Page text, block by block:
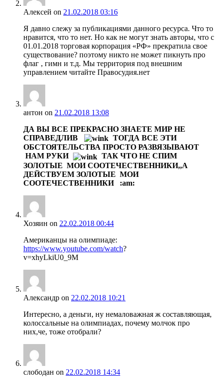
Алексей on 21.02.2018 03:16
Я давно слежу за публикациями данного ресурса. Что то
нравится, что то нет. Но как не могут знать авторы, что с
01.01.2018 торговая корпорация «РФ» прекратила свое
существование? поэтому никто не может пикнуть про
флаг , гимн и т.д. Мы территория под внешним
управлением читайте Правосудия.нет
антон on 21.02.2018 13:08
ДА ВЫ ВСЕ ПРЕКРАСНО ЗНАЕТЕ МИР НЕ
СПРАВЕДЛИВ
ТОГДА ВСЕ ЭТИ
ОБСТОЯТЕЛЬСТВА ПРОСТО РАЗВЯЗЫВАЮТ
НАМ РУКИ
ТАК ЧТО НЕ СПИМ
ЗОЛОТЫЕ МОИ СООТЕЧЕСТВЕННИКИ,,А
ДЕЙСТВУЕМ ЗОЛОТЫЕ МОИ
СООТЕЧЕСТВЕННИКИ :am:
Хозяин on 22.02.2018 00:44
Американцы на олимпиаде:
https://www.youtube.com/watch?
v=xhyLkiU0_9M
Александр on 22.02.2018 10:21
Интересно, а деньги, ну немаловажная ж составляющая,
колоссальные на олимпиадах, почему молчок про
них,че, тоже отобрали?
слободан on 22.02.2018 14:34